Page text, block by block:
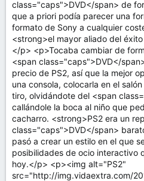
class="caps">DVD</span> de
que a priori podía parecer una
formato de Sony a cualquier
<strong>el mayor aliado del
</p> <p>Tocaba cambiar de
<span class="caps">DVD</
precio de PS2, así que la mejor
una consola, colocarla en el
tiro, olvidándote del <span
callándole la boca al niño que
cacharro. <strong>PS2 era un
class="caps">DVD</span>
pasó a crear un estilo en el que
posibilidades de ocio interactivo
hoy.</p> <p><img alt="PS2"
src="http://img.vidaextra.com/